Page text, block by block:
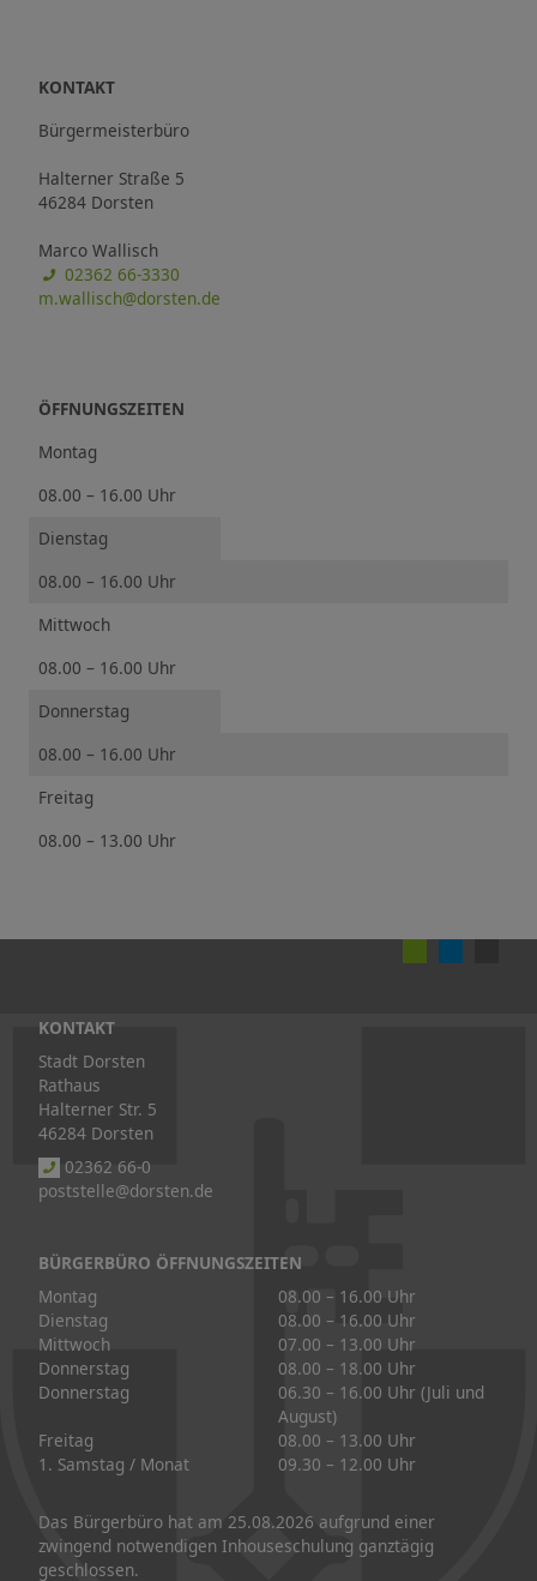
KONTAKT
Bürgermeisterbüro
Halterner Straße 5
46284 Dorsten
Marco Wallisch
02362 66-3330
m.wallisch@dorsten.de
ÖFFNUNGSZEITEN
Montag
08.00 – 16.00 Uhr
Dienstag
08.00 – 16.00 Uhr
Mittwoch
08.00 – 16.00 Uhr
Donnerstag
08.00 – 16.00 Uhr
Freitag
08.00 – 13.00 Uhr
KONTAKT
Stadt Dorsten
Rathaus
Halterner Str. 5
46284 Dorsten
02362 66-0
poststelle@dorsten.de
BÜRGERBÜRO ÖFFNUNGSZEITEN
Montag
08.00 – 16.00 Uhr
Dienstag
08.00 – 16.00 Uhr
Mittwoch
07.00 – 13.00 Uhr
Donnerstag
08.00 – 18.00 Uhr
Donnerstag
06.30 – 16.00 Uhr (Juli und
August)
Freitag
08.00 – 13.00 Uhr
1. Samstag / Monat
09.30 – 12.00 Uhr
Das Bürgerbüro hat am 25.08.2026 aufgrund einer
zwingend notwendigen Inhouseschulung ganztägig
geschlossen.